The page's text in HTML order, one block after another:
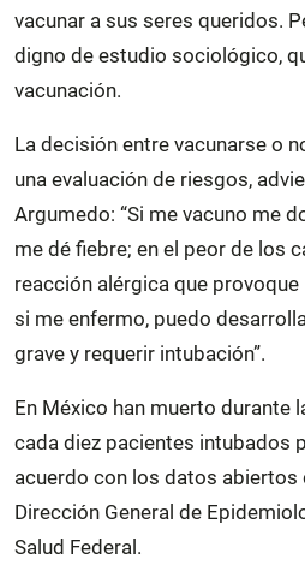
vacunar a sus seres queridos.
digno de estudio sociológico,
vacunación.
La decisión entre vacunarse o
una evaluación de riesgos,
Argumedo: “Si me vacuno me
me dé fiebre; en el peor de los
reacción alérgica que
si me enfermo, puedo
grave y requerir intubación”.
En México han muerto durante
cada diez pacientes intubados
acuerdo con los datos abiertos
Dirección General de
Salud Federal.